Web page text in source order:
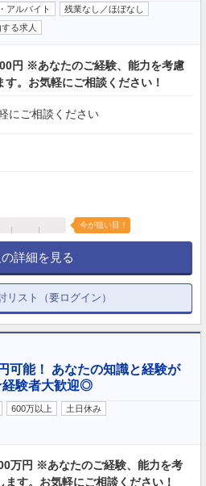
アルバイト
残業なし／ほぼなし
る求人
円 ※あなたのご経験、能力を考慮
す。お気軽にご相談ください！
にご相談ください
今が狙い目！
詳細を見る
リスト（要ログイン）
可能！ あなたの知識と経験が
験者大歓迎◎
600万以上
土日休み
万円 ※あなたのご経験、能力を考
ます。お気軽にご相談ください！